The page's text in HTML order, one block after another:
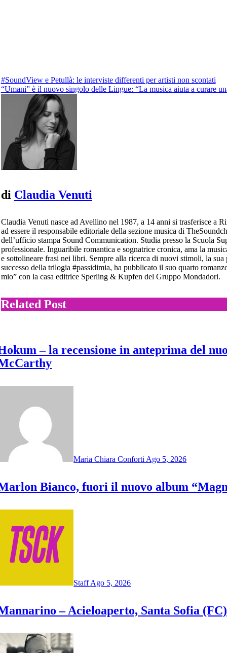
Navigazione
articoli
#SoundView e Petullà: le interviste differenti per artisti non scontati
“Umani” è il nuovo singolo delle Lingue: “La musica aiuta a curare
di Claudia Venuti
Claudia Venuti nasce ad Avellino nel 1987, a 14 anni si trasferisce a
ad essere il responsabile editoriale della sezione musica di
dell’ufficio stampa Sound Communication. Studia presso la Scuola
professionale. Inguaribile romantica e sognatrice cronica, ama la
e sottolineare frasi nei libri. Sempre alla ricerca di nuovi stimoli, la
successo della trilogia #passidimia, ha pubblicato il suo quarto
mio” con la casa editrice Sperling & Kupfen del Gruppo Mondadori.
Related Post
– la recensione in anteprima del
Maria Chiara Conforti Ago 5, 2026
Bianco, fuori il nuovo album
StaffAgo 5, 2026
– Acieloaperto, Santa Sofia (FC)